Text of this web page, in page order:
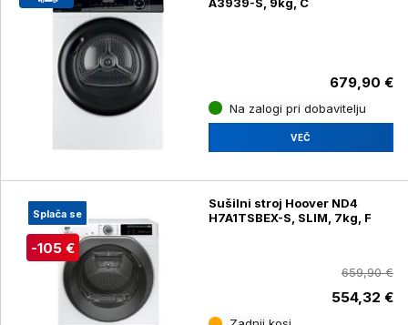
679,90 €
Na zalogi pri dobavitelju
VEČ
Splača se
-105 €
Sušilni stroj Hoover ND4
H7A1TSBEX-S, SLIM, 7kg, F
659,90 €
554,32 €